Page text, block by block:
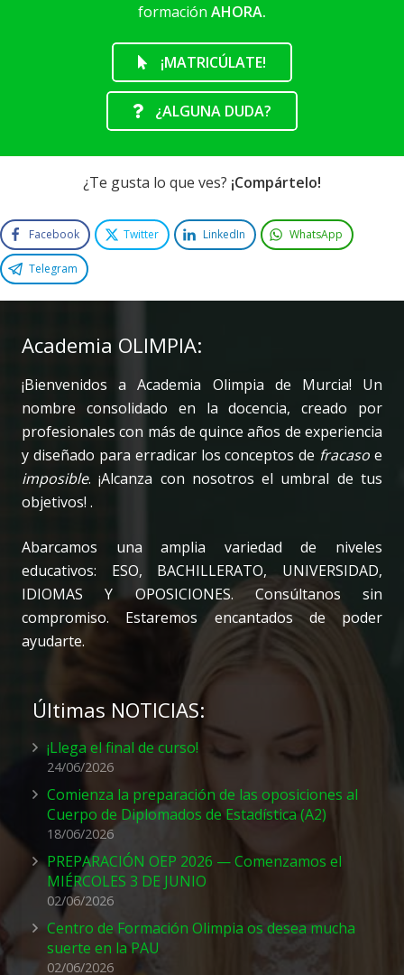
formación AHORA.
¡MATRICÚLATE!
¿ALGUNA DUDA?
¿Te gusta lo que ves? ¡Compártelo!
Facebook Twitter LinkedIn WhatsApp
Telegram
Academia OLIMPIA:
¡Bienvenidos a Academia Olimpia de Murcia! Un
nombre consolidado en la docencia, creado por
profesionales con más de quince años de experiencia
y diseñado para erradicar los conceptos de fracaso e
imposible. ¡Alcanza con nosotros el umbral de tus
objetivos! .
Abarcamos una amplia variedad de niveles
educativos: ESO, BACHILLERATO, UNIVERSIDAD,
IDIOMAS Y OPOSICIONES. Consúltanos sin
compromiso. Estaremos encantados de poder
ayudarte.
Últimas NOTICIAS:
¡Llega el final de curso!
24/06/2026
Comienza la preparación de las oposiciones al
Cuerpo de Diplomados de Estadística (A2)
18/06/2026
PREPARACIÓN OEP 2026 — Comenzamos el
MIÉRCOLES 3 DE JUNIO
02/06/2026
Centro de Formación Olimpia os desea mucha
suerte en la PAU
02/06/2026